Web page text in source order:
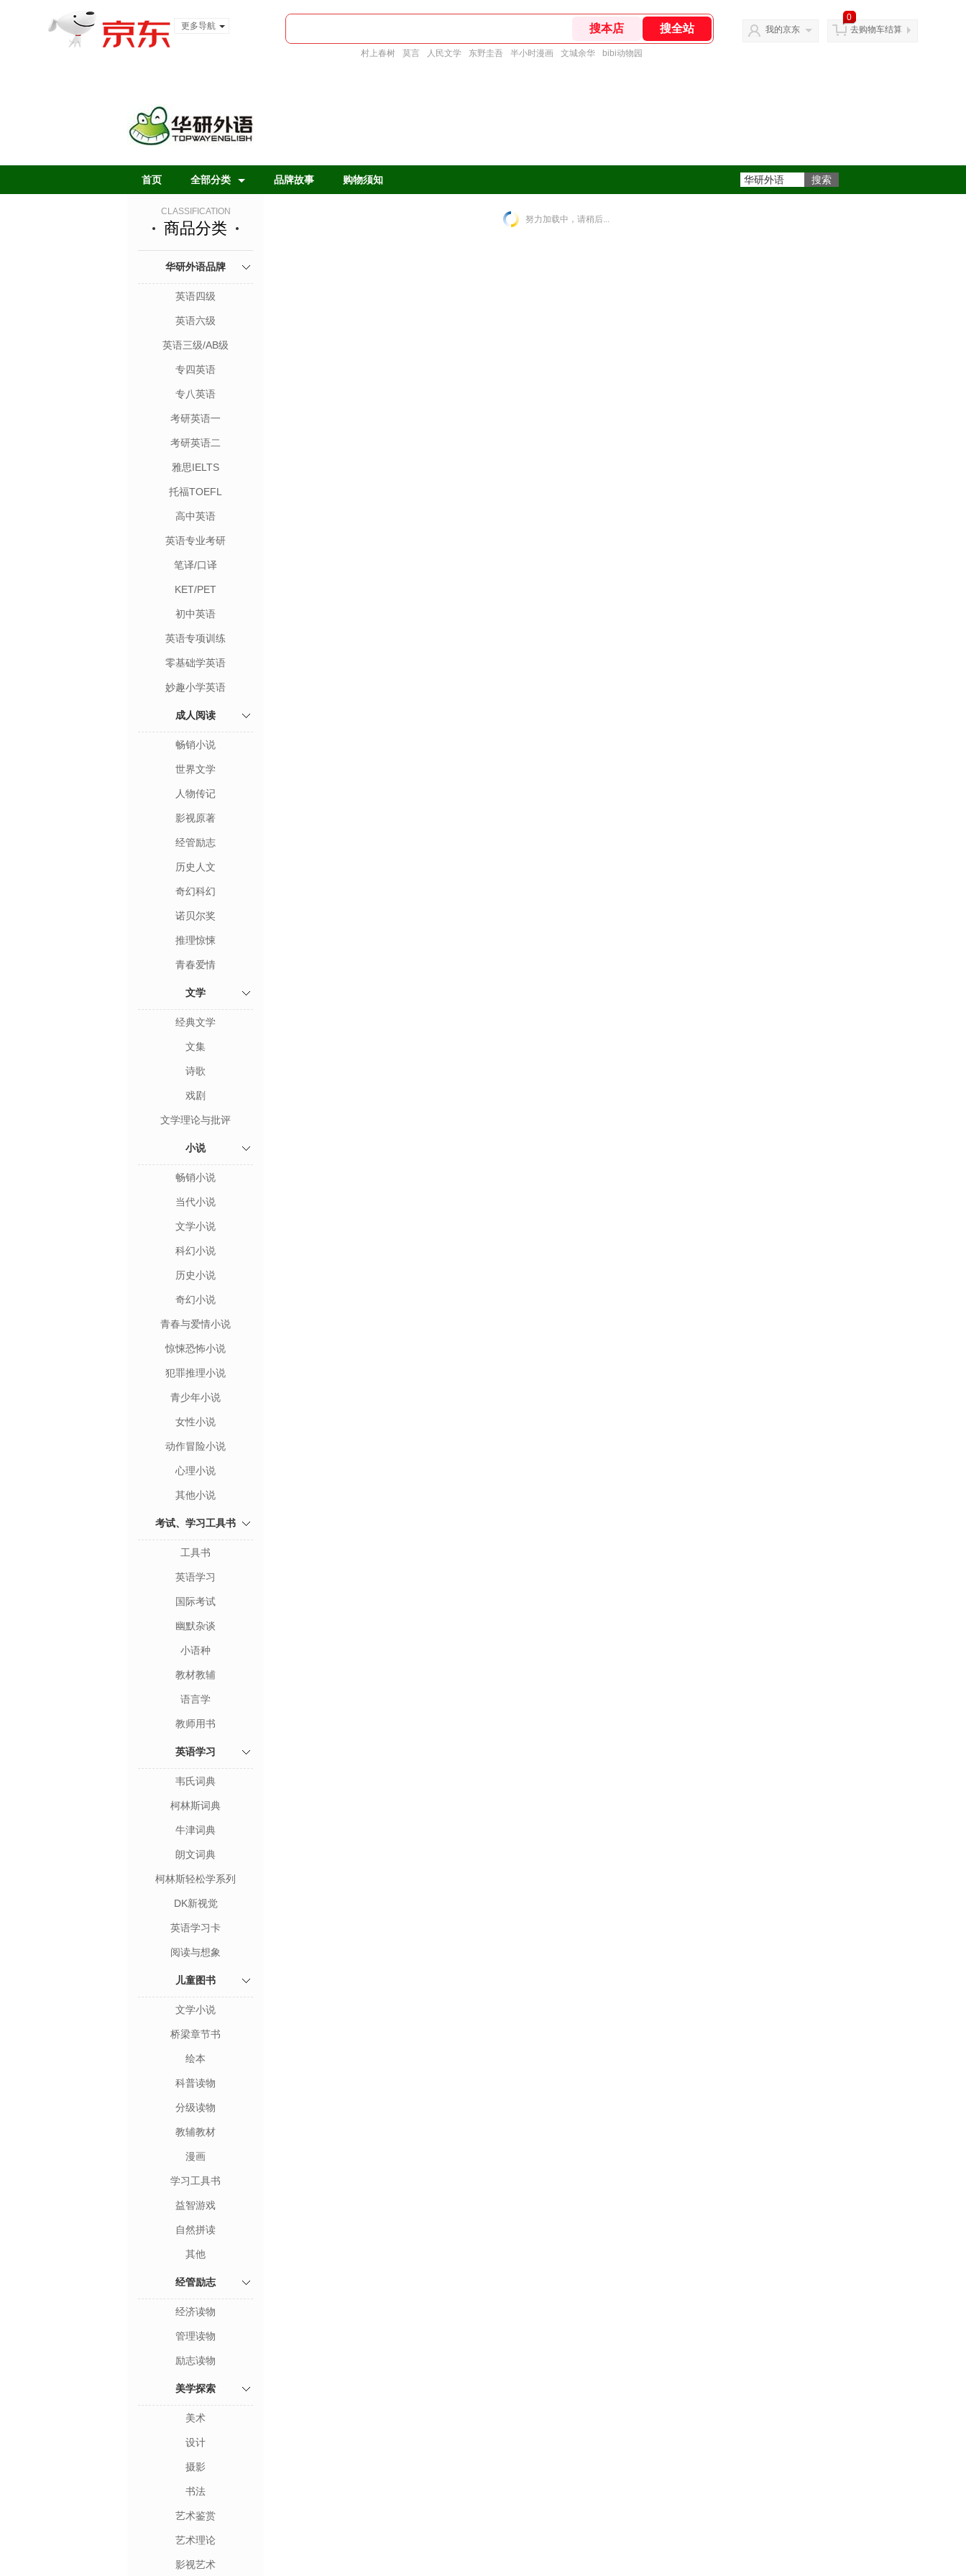
更多导航
村上春树 莫言 人民文学 东野圭吾 半小时漫画 文城余华 bibi动物园
我的京东
0
去购物车结算
首页 全部分类 品牌故事 购物须知
CLASSIFICATION
商品分类
华研外语品牌
英语四级
英语六级
英语三级/AB级
专四英语
专八英语
考研英语一
考研英语二
雅思IELTS
托福TOEFL
高中英语
英语专业考研
笔译/口译
KET/PET
初中英语
英语专项训练
零基础学英语
妙趣小学英语
成人阅读
畅销小说
世界文学
人物传记
影视原著
经管励志
历史人文
奇幻科幻
诺贝尔奖
推理惊悚
青春爱情
文学
经典文学
文集
诗歌
戏剧
文学理论与批评
小说
畅销小说
当代小说
文学小说
科幻小说
历史小说
奇幻小说
青春与爱情小说
惊悚恐怖小说
犯罪推理小说
青少年小说
女性小说
动作冒险小说
心理小说
其他小说
考试、学习工具书
工具书
英语学习
国际考试
幽默杂谈
小语种
教材教辅
语言学
教师用书
英语学习
韦氏词典
柯林斯词典
牛津词典
朗文词典
柯林斯轻松学系列
DK新视觉
英语学习卡
阅读与想象
儿童图书
文学小说
桥梁章节书
绘本
科普读物
分级读物
教辅教材
漫画
学习工具书
益智游戏
自然拼读
其他
经管励志
经济读物
管理读物
励志读物
美学探索
美术
设计
摄影
书法
艺术鉴赏
艺术理论
影视艺术
努力加载中，请稍后...